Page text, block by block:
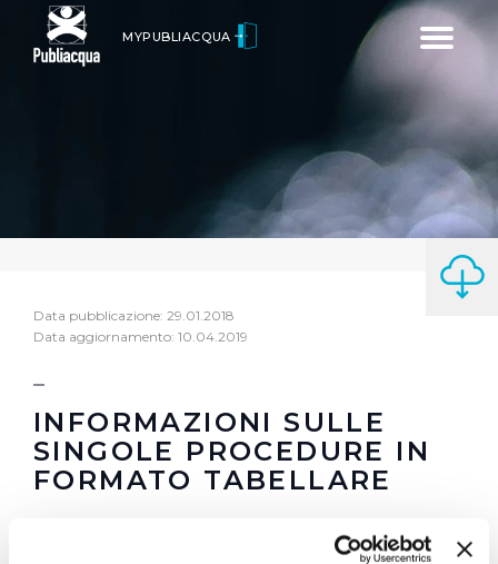
Toggle
MYPUBLIACQUA
Data pubblicazione: 29.01.2018
Data aggiornamento: 10.04.2019
INFORMAZIONI SULLE
SINGOLE PROCEDURE IN
FORMATO TABELLARE
In questa sezione è possibile trovare iBandi di